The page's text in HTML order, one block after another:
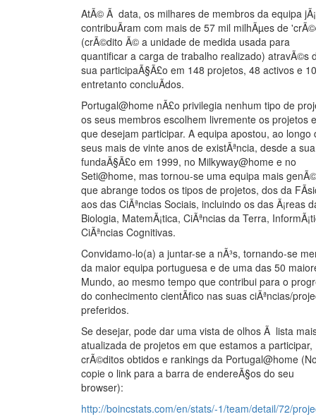
AtÃ© Ã data, os milhares de membros da equipa jÃ¡
contribuÃ­ram com mais de 57 mil milhÃµes de
(crÃ©dito Ã© a unidade de medida usada para
quantificar a carga de trabalho realizado) atravÃ©s
sua participaÃ§Ã£o em 148 projetos, 48 activos e
entretanto concluÃ­dos.
Portugal@home nÃ£o privilegia nenhum tipo de
os seus membros escolhem livremente os projetos
que desejam participar. A equipa apostou, ao longo
seus mais de vinte anos de existÃªncia, desde a sua
fundaÃ§Ã£o em 1999, no Milkyway@home e no
Seti@home, mas tornou-se uma equipa mais
que abrange todos os tipos de projetos, dos da
aos das CiÃªncias Sociais, incluindo os das Ã¡reas
Biologia, MatemÃ¡tica, CiÃªncias da Terra,
CiÃªncias Cognitivas.
Convidamo-lo(a) a juntar-se a nÃ³s, tornando-se
da maior equipa portuguesa e de uma das 50
Mundo, ao mesmo tempo que contribui para o
do conhecimento cientÃ­fico nas suas ciÃªncias/
preferidos.
Se desejar, pode dar uma vista de olhos Ã lista
atualizada de projetos em que estamos a participar,
crÃ©ditos obtidos e rankings da Portugal@home
copie o link para a barra de endereÃ§os do seu
browser):
http://boincstats.com/en/stats/-1/team/detail/72/